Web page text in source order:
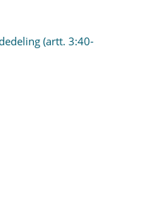
(artt. 3:40-